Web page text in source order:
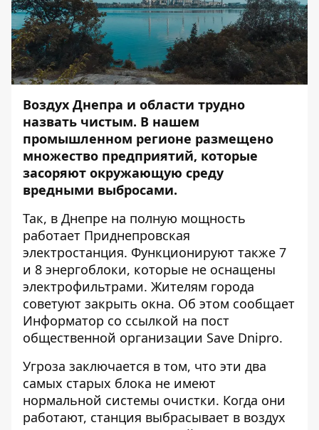
Воздух Днепра и области трудно
назвать чистым. В нашем
промышленном регионе размещено
множество предприятий, которые
засоряют окружающую среду
вредными выбросами.
Так, в Днепре на полную мощность
работает Приднепровская
электростанция. Функционируют также 7
и 8 энергоблоки, которые не оснащены
электрофильтрами. Жителям города
советуют закрыть окна. Об этом сообщает
Информатор со ссылкой на пост
общественной организации Save Dnipro.
Угроза заключается в том, что эти два
самых старых блока не имеют
нормальной системы очистки. Когда они
работают, станция выбрасывает в воздух